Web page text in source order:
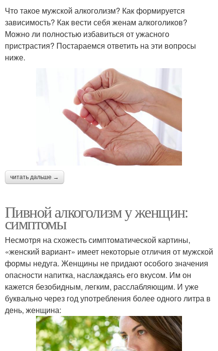
Что такое мужской алкоголизм? Как формируется
зависимость? Как вести себя женам алкоголиков?
Можно ли полностью избавиться от ужасного
пристрастия? Постараемся ответить на эти вопросы
ниже.
читать дальше →
Пивной алкоголизм у женщин:
симптомы
Несмотря на схожесть симптоматической картины,
«женский вариант» имеет некоторые отличия от мужской
формы недуга. Женщины не придают особого значения
опасности напитка, наслаждаясь его вкусом. Им он
кажется безобидным, легким, расслабляющим. И уже
буквально через год употребления более одного литра в
день, женщина: